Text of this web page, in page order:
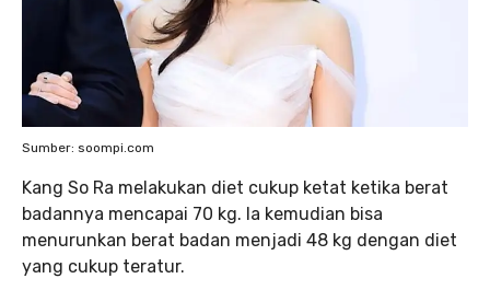
Sumber: soompi.com
Kang So Ra melakukan diet cukup ketat ketika berat
badannya mencapai 70 kg. Ia kemudian bisa
menurunkan berat badan menjadi 48 kg dengan diet
yang cukup teratur.